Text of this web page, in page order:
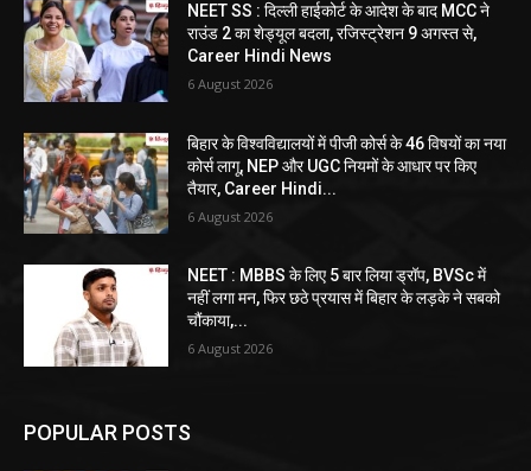
NEET SS : दिल्ली हाईकोर्ट के आदेश के बाद MCC ने
राउंड 2 का शेड्यूल बदला, रजिस्ट्रेशन 9 अगस्त से,
Career Hindi News
6 August 2026
बिहार के विश्वविद्यालयों में पीजी कोर्स के 46 विषयों का नया
कोर्स लागू, NEP और UGC नियमों के आधार पर किए
तैयार, Career Hindi...
6 August 2026
NEET : MBBS के लिए 5 बार लिया ड्रॉप, BVSc में
नहीं लगा मन, फिर छठे प्रयास में बिहार के लड़के ने सबको
चौंकाया,...
6 August 2026
POPULAR POSTS